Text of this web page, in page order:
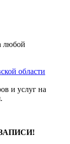
любой
и услуг на